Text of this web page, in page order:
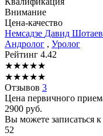
Внимание
Цена-качество
Немсадзе Давид
Андролог , Уролог
Рейтинг 4.42
★★★★★
★★★★★
Отзывов 3
Цена первичного
2900 руб.
Вы можете записаться
52